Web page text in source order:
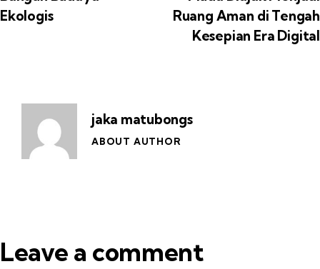
Ekologis
Ruang Aman di Tengah
Kesepian Era Digital
jaka matubongs
ABOUT AUTHOR
Leave a comment